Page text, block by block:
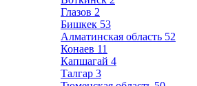
Глазов 2
Бишкек 53
Алматинская область 52
Конаев 11
Капшагай 4
Талгар 3